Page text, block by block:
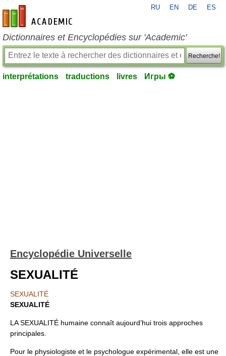
fr-academic.com
RU EN DE ES
Dictionnaires et Encyclopédies sur 'Academic'
Recherche!
interprétations traductions livres Игры ⚽
Encyclopédie Universelle
SEXUALITÉ
SEXUALITÉ
SEXUALITÉ
LA SEXUALITÉ humaine connaît aujourd’hui trois approches
principales.
Pour le physiologiste et le psychologue expérimental, elle est une